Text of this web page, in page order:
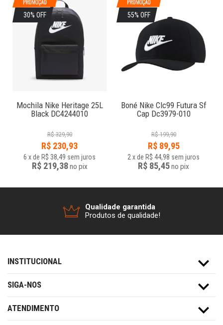
30% OFF
Mochila Nike Heritage 25L
Black DC4244010
R$ 329,90
R$ 230,93
6 xde R$ 38,49 sem juros
R$ 219,38no pix
55% OFF
Boné Nike Clc99 Futura Sf
Cap Dc3979-010
R$ 199,90
R$ 89,95
2 xde R$ 44,98 sem juros
R$ 85,45no pix
Qualidade garantida
Produtos de qualidade!
INSTITUCIONAL
SIGA-NOS
ATENDIMENTO